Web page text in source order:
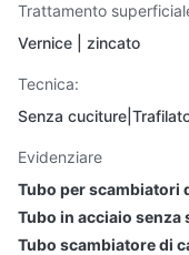
Trattamento
Vernice | zincato
Tecnica:
Senza
Evidenziare
Tubo per scambiatori
Tubo in acciaio
Tubo scambiatore di